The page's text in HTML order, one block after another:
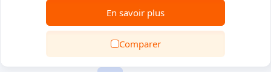
En savoir plus
Comparer